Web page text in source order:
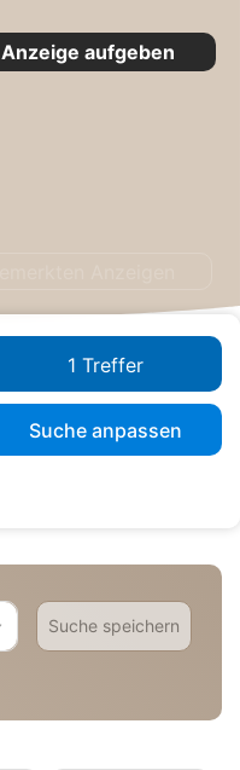
Anzeige aufgeben
Suche anpassen
Suche speichern